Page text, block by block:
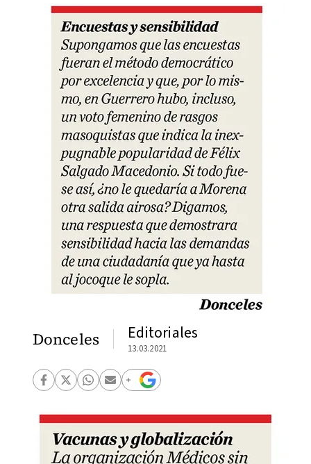
Donceles Editoriales
13.03.2021